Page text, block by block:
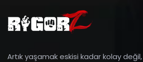
Artık yaşamak eskisi kadar kolay